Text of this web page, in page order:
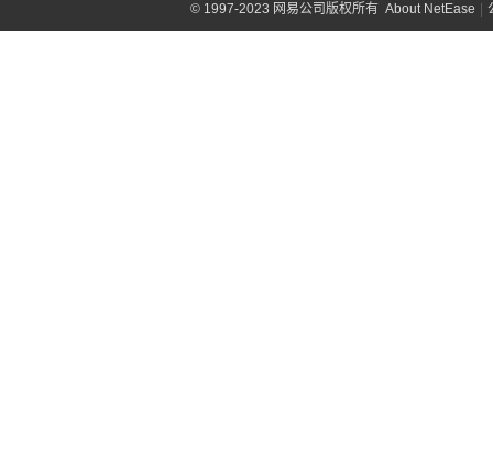
©1997-2023 网易公司版权所有 About NetEase